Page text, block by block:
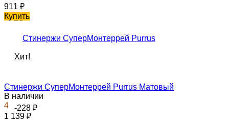
911 ₽
Купить
Хит!
-228 ₽
Стинержи СуперМонтеррей Purrus Матовый
В наличии
4
1 139 ₽